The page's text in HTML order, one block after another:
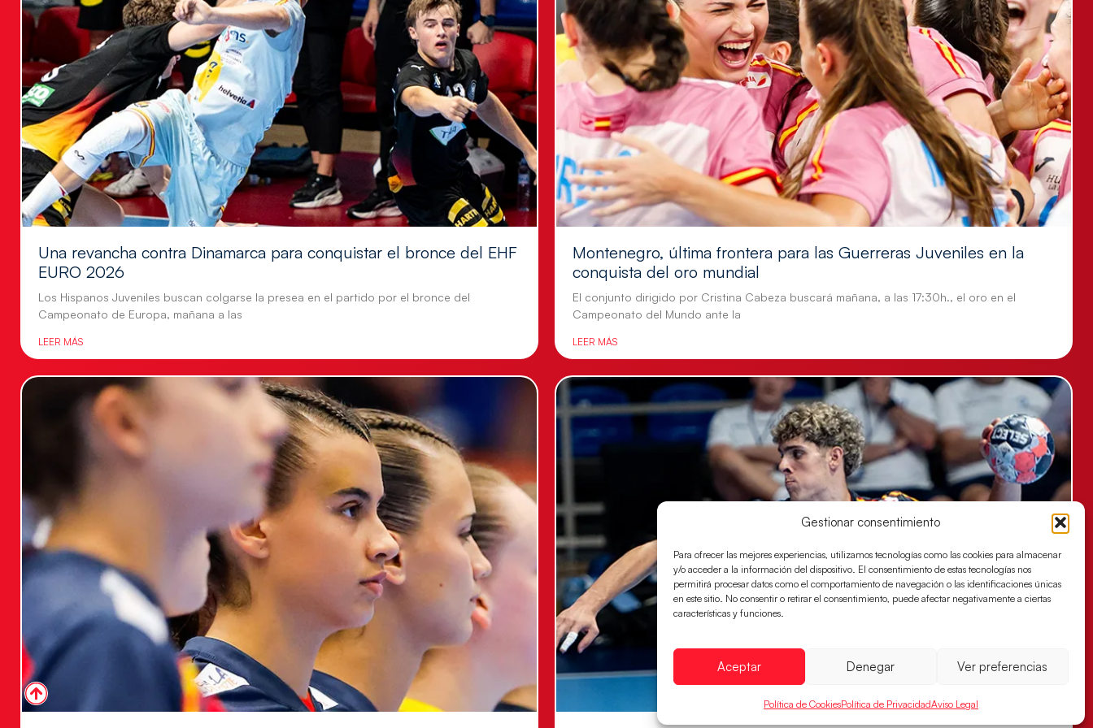
Gestionar consentimiento
Para ofrecer las mejores experiencias, utilizamos tecnologías como las cookies para almacenar
y/o acceder a la información del dispositivo. El consentimiento de estas tecnologías nos
permitirá procesar datos como el comportamiento de navegación o las identificaciones únicas
en este sitio. No consentir o retirar el consentimiento, puede afectar negativamente a ciertas
características y funciones.
Aceptar Denegar Ver preferencias
Política de CookiesPolítica de PrivacidadAviso Legal
Una revancha contra Dinamarca para conquistar el bronce del EHF
EURO 2026
Los Hispanos Juveniles buscan colgarse la presea en el partido por el bronce del
Campeonato de Europa, mañana a las
LEER MÁS
Montenegro, última frontera para las Guerreras Juveniles en la
conquista del oro mundial
El conjunto dirigido por Cristina Cabeza buscará mañana, a las 17:30h., el oro en el
Campeonato del Mundo ante la
LEER MÁS